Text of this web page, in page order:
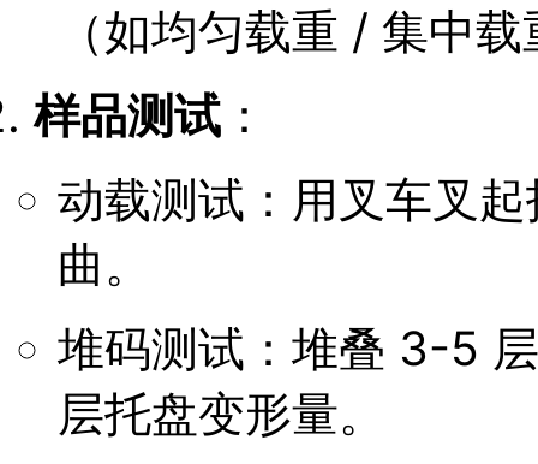
（如均匀载重 / 集中
样品测试 ：
动载测试：用叉车叉
曲。
堆码测试：堆叠 3-5
层托盘变形量。